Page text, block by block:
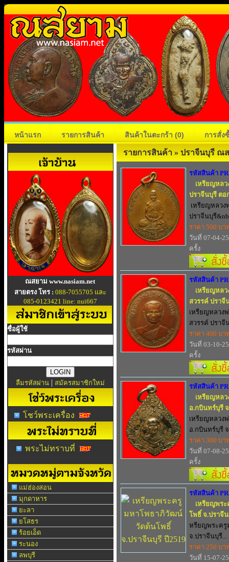
หน้าแรก รายการสินค้า สินค้าในตะกร้า (0) การสั่ง
ณสยาม www.nasiam.net
สายตรง โทร : 088-7055705 และ
085-0123421 line: nui667
ชื่อผู้ใช้
รหัสผ่าน
ลืมรหัสผ่าน | สมัครสมาชิกใหม่
โชว์พระเครื่อง
พระไม่ทราบที่
แม่ฮ่องสอน
มุกดาหาร
ยะลา
ยโสธร
ร้อยเอ็ด
ระนอง
ลพบุรี
รายการสินค้า » ปราจีนบุรี ณส
รหัสสินค้า
เหรียญหลว
ปราจีนบุรี ตอ
เหรียญหลวง
ปราจีนบุรี
ราคา 500 บา
วันที่ 07-04-
ครั้ง
รหัสสินค้า
เหรียญหล
สวรรค์ ปราจี
เหรียญหลวง
สวรรค์ ปราจี
ราคา 400 บา
วันที่ 03-10-
ครั้ง
รหัสสินค้า
เหรียญหล
อ.กบินทร์บุรี
เหรียญหลวง
อ.กบินทร์บุรี
ราคา 300 บา
วันที่ 07-08-
ครั้ง
รหัสสินค้า
เหรียญพร
โพธิ์ จ.ปราจี
หรียญพระครู
จ.ปราจีนบุรี...
ราคา 250 บา
วันที่ 15-07-